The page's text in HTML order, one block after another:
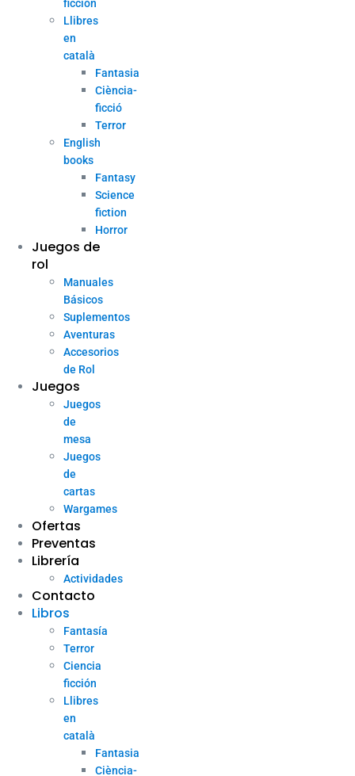
ficción
Llibres
en
català
Fantasia
Ciència-
ficció
Terror
English
books
Fantasy
Science
fiction
Horror
Juegos de
rol
Manuales
Básicos
Suplementos
Aventuras
Accesorios
de Rol
Juegos
Juegos
de
mesa
Juegos
de
cartas
Wargames
Ofertas
Preventas
Librería
Actividades
Contacto
Libros
Fantasía
Terror
Ciencia
ficción
Llibres
en
català
Fantasia
Ciència-